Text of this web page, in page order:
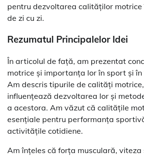
pentru dezvoltarea calităților
de zi cu zi.
Rezumatul Principalelor Idei
În articolul de față, am prezentat
motrice și importanța lor în sport și în
Am descris tipurile de calități
influențează dezvoltarea lor și
a acestora. Am văzut că calitățile
esențiale pentru performanța
activitățile cotidiene.
Am înțeles că forța musculară,